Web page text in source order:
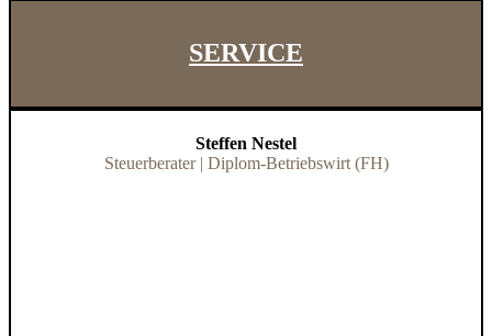
SERVICE
Steffen Nestel
Steuerberater | Diplom-Betriebswirt (FH)